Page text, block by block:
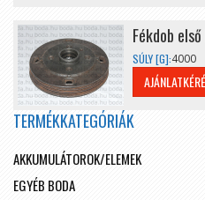
Fékdob
SÚLY [G]:4000
TERMÉKKATEGÓRIÁK
AKKUMULÁTOROK/ELEMEK
EGYÉB BODA